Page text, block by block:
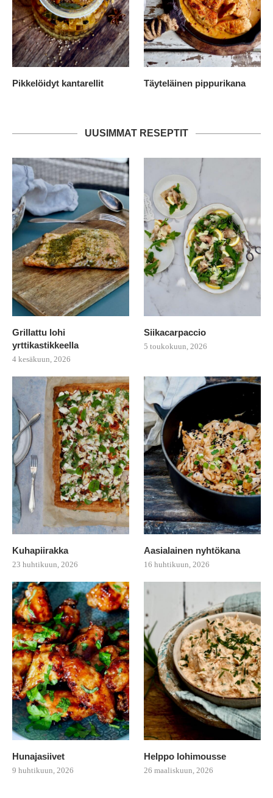
Pikkelöidyt kantarellit Täyteläinen pippurikana
UUSIMMAT RESEPTIT
Grillattu lohi
yrttikastikkeella
4 kesäkuun, 2026
Siikacarpaccio
5 toukokuun, 2026
Kuhapiirakka
23 huhtikuun, 2026
Aasialainen nyhtökana
16 huhtikuun, 2026
Hunajasiivet
9 huhtikuun, 2026
Helppo lohimousse
26 maaliskuun, 2026